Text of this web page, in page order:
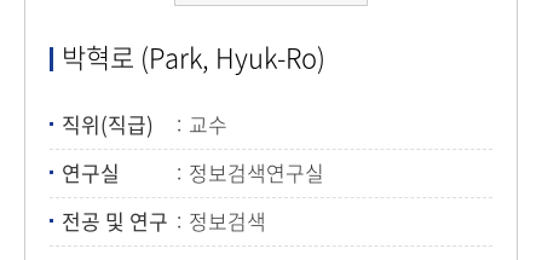
박혁로 (Park, Hyuk-Ro)
직위(직급)
교수
연구실
정보검색연구실
전공 및 연구
정보검색